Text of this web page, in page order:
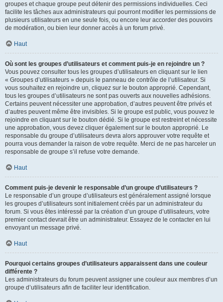
groupes et chaque groupe peut détenir des permissions individuelles. Ceci
facilite les tâches aux administrateurs qui pourront modifier les permissions de
plusieurs utilisateurs en une seule fois, ou encore leur accorder des pouvoirs
de modération, ou bien leur donner accès à un forum privé.
Haut
Où sont les groupes d’utilisateurs et comment puis-je en rejoindre un ?
Vous pouvez consulter tous les groupes d’utilisateurs en cliquant sur le lien
« Groupes d’utilisateurs » depuis le panneau de contrôle de l’utilisateur. Si
vous souhaitez en rejoindre un, cliquez sur le bouton approprié. Cependant,
tous les groupes d’utilisateurs ne sont pas ouverts aux nouvelles adhésions.
Certains peuvent nécessiter une approbation, d’autres peuvent être privés et
d’autres peuvent même être invisibles. Si le groupe est public, vous pouvez le
rejoindre en cliquant sur le bouton dédié. Si le groupe est restreint et nécessite
une approbation, vous devez cliquer également sur le bouton approprié. Le
responsable du groupe d’utilisateurs devra alors approuver votre requête et
pourra vous demander la raison de votre requête. Merci de ne pas harceler un
responsable de groupe s’il refuse votre demande.
Haut
Comment puis-je devenir le responsable d’un groupe d’utilisateurs ?
Le responsable d’un groupe d’utilisateurs est généralement assigné lorsque
les groupes d’utilisateurs sont initialement créés par un administrateur du
forum. Si vous êtes intéressé par la création d’un groupe d’utilisateurs, votre
premier contact devrait être un administrateur. Essayez de le contacter en lui
envoyant un message privé.
Haut
Pourquoi certains groupes d’utilisateurs apparaissent dans une couleur
différente ?
Les administrateurs du forum peuvent assigner une couleur aux membres d’un
groupe d’utilisateurs afin de faciliter leur identification.